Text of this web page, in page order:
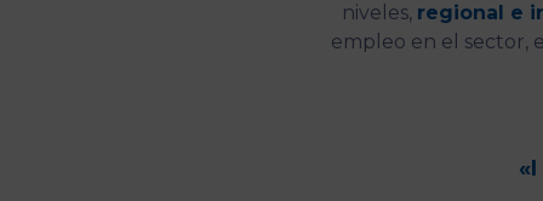
niveles, regional e
empleo en el sector,